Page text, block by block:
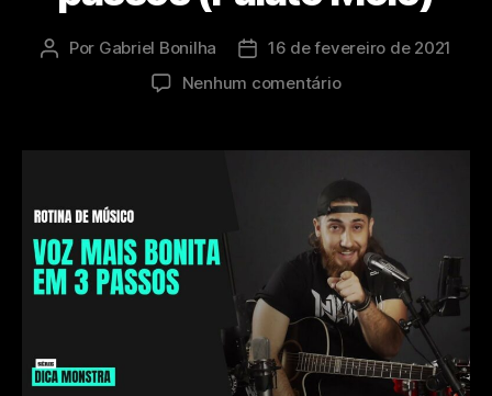
Autor
Por Gabriel Bonilha
Data16 de fevereiro de 2021
Nenhum comentárioem
Bonita
em
3
passos
(Palato
Mole)